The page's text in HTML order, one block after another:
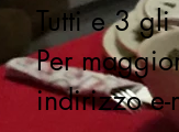
Tutti e 3
Per
indirizzo e-